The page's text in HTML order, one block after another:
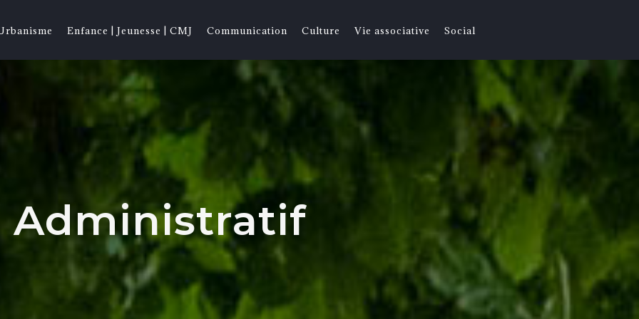
Enfance | Jeunesse | CMJ Communication Culture Vie associative Social
Administratif